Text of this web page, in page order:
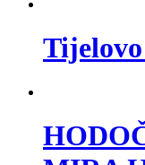
Tijelovo